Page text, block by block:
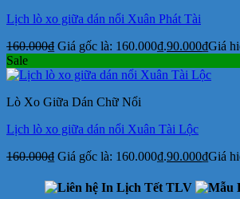
Lịch lò xo giữa dán nổi Xuân Phát Tài
160.000₫ Giá gốc là: 160.000₫.90.000₫Giá
Sale
Lò Xo Giữa Dán Chữ Nổi
Lịch lò xo giữa dán nổi Xuân Tài Lộc
160.000₫ Giá gốc là: 160.000₫.90.000₫Giá